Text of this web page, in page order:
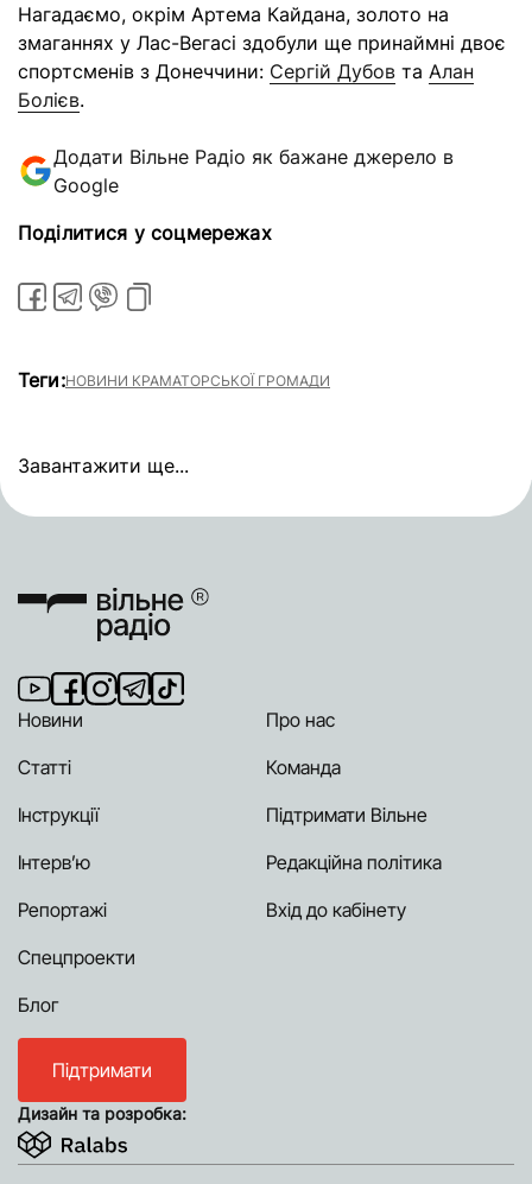
Нагадаємо, окрім Артема Кайдана, золото на
змаганнях у Лас-Вегасі здобули ще принаймні двоє
спортсменів з Донеччини: Сергій Дубов та Алан
Болієв.
Додати Вільне Радіо як бажане джерело в
Google
Поділитися у соцмережах
Теги:НОВИНИ КРАМАТОРСЬКОЇ ГРОМАДИ
Завантажити ще...
Новини
Статті
Інструкції
Інтерв’ю
Репортажі
Спецпроекти
Блог
Про нас
Команда
Підтримати Вільне
Редакційна політика
Вхід до кабінету
Підтримати
Дизайн та розробка: